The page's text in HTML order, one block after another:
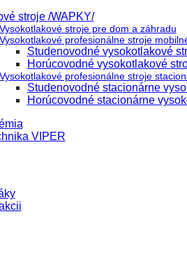
stroje /WAPKY/
Vysokotlakové stroje pre dom a záhradu
Vysokotlakové profesionálne stroje
Studenovodné vysokotlakové
Horúcovodné vysokotlakové
Vysokotlakové profesionálne stroje
Studenovodné stacionárne
Horúcovodné stacionárne
VIPER